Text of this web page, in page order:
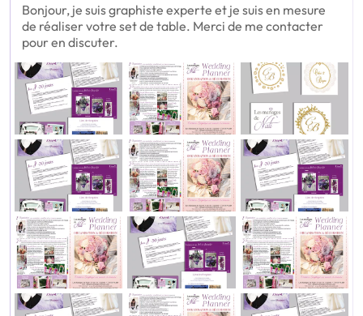
Bonjour, je suis graphiste experte et je suis en mesure
de réaliser votre set de table. Merci de me contacter
pour en discuter.